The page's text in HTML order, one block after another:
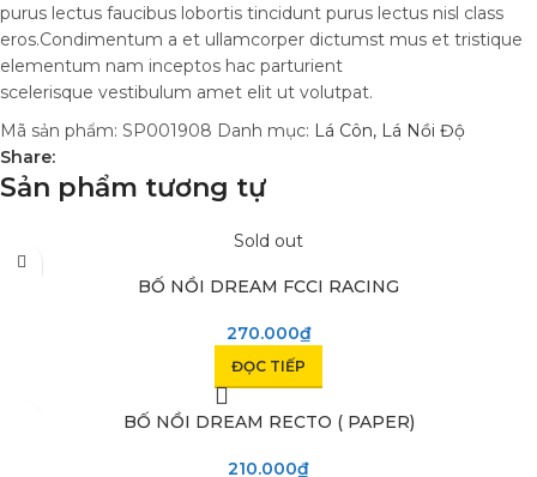
purus lectus faucibus lobortis tincidunt purus lectus nisl class
eros.Condimentum a et ullamcorper dictumst mus et tristique
elementum nam inceptos hac parturient
scelerisque vestibulum amet elit ut volutpat.
Mã sản phẩm: SP001908 Danh mục: Lá Côn, Lá Nồi Độ
Share:
Sản phẩm tương tự
Sold out
BỐ NỒI DREAM FCCI RACING
270.000₫
ĐỌC TIẾP
BỐ NỒI DREAM RECTO ( PAPER)
210.000₫